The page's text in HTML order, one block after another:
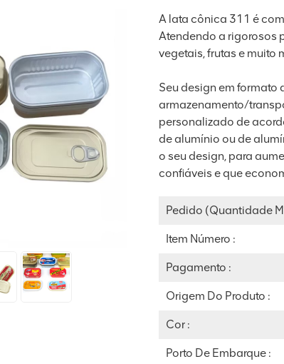
A lata cônica 311 é
Atendendo a rigorosos
vegetais, frutas e muito
Seu design em
armazenamento/
personalizado de
de alumínio ou de
o seu design, para
confiáveis ​​e que
Pedido (quantidade
Item Número :
Pagamento :
Origem Do Produto :
Cor :
Porto De Embarque :